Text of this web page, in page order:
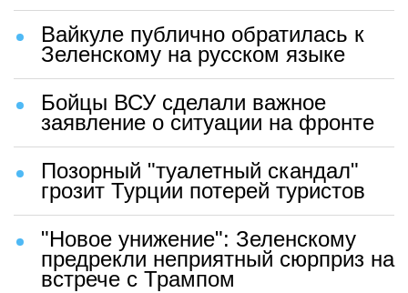
Вайкуле публично обратилась к
Зеленскому на русском языке
Бойцы ВСУ сделали важное
заявление о ситуации на фронте
Позорный "туалетный скандал"
грозит Турции потерей туристов
"Новое унижение": Зеленскому
предрекли неприятный сюрприз на
встрече с Трампом